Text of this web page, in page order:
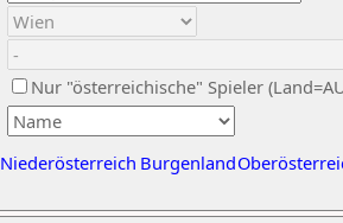
Nur "österreichische" Spieler
Niederösterreich Burgenland